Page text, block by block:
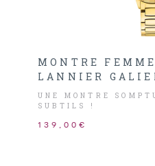
MONTRE
LANNIER
UNE MONTRE
SUBTILS !
139,00€